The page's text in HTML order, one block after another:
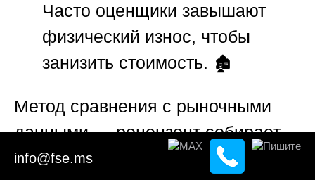
Часто оценщики завышают
физический износ, чтобы
занизить стоимость. 🏚️
Метод сравнения с рыночными
данными— рецензент собирает
собственные аналоги (из
info@fse.ms